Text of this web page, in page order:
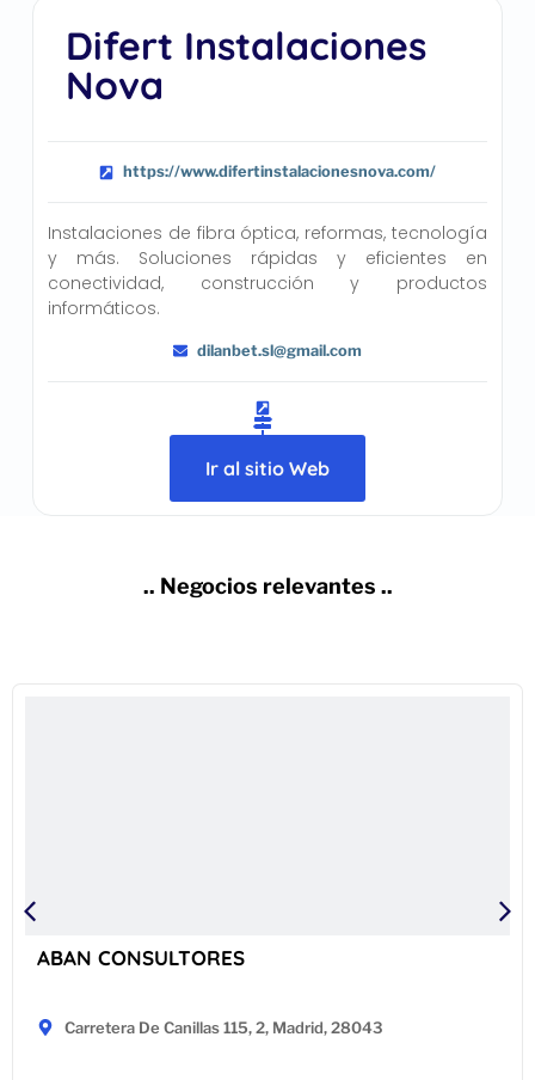
Difert Instalaciones
Nova
https://www.difertinstalacionesnova.com/
Instalaciones de fibra óptica, reformas, tecnología
y más. Soluciones rápidas y eficientes en
conectividad, construcción y productos
informáticos.
dilanbet.sl@gmail.com
Ir al sitio Web
.. Negocios relevantes ..
ABAN CONSULTORES
Carretera De Canillas 115, 2, Madrid, 28043